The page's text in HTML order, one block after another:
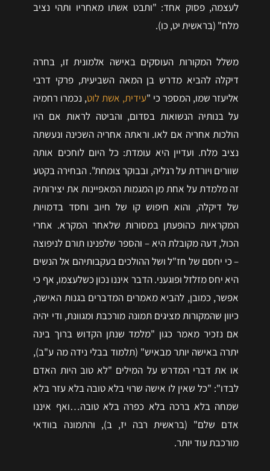
לעצמה, פסוק אחד: "ותבט אשתו מאחריו ותהי נציב
מלח" (בראשית יט, כו).
משלל המקורות העוסקים באישה אלמונית זו, בחרה
דיקלה להביא מדרש בן המאה השביעית, פרקי דרבי
אליעזר שמו, המספר כי "עידית, אשת לוט, נכמרו רחמיה
על בנותיה הנשואות בסדום, והביטה לראות אם היו
הולכות אחריה אם לאו. וראתה אחריה השכינה ונעשתה
נציב מלח. ועדיין היא עומדת: כל היום לוחכים אותה
שוורים ויורדת על רגליה, ובבוקר צומחת". הבחירה בקטע
זה מלמדת על אחת מן המגמות המאפיינות את יצירותיה
של דיקלה, והוא חיפוש קו של חיוב וחסד בדמויות
המקראיות כהופעתן במסורות שלאחר המקרא. אחרי
הכול, דעה מקובלת היא – והספר שלפנינו תורם לניפוצה
– כי יחסם של חז"ל ושל ההולכים בעקבותיהם אל הנשים
היא יחס מזלזל ופוגעני. הדבר איננו נכון כשלעצמו, אף כי
אפשר, כמובן, להביא מאמרים המדברים בגנות האישה,
כיוון שהמקורות מציגים תמונה מורכבת ומגוונת, ודי יהיה
אם נזכיר מאמר כגון "מלמד שנתן הקדוש ברוך בינה
יתרה באישה יותר מבאיש" (תלמוד בבלי נידה מה ע"ב),
או את דברי המדרש על המילים "לא טוב היות האדם
לבדו": "כל שאין לו אישה שרוי בלא טובה בלא עזר בלא
שמחה בלא ברכה בלא כפרה בלא טובה…ואף איננו
אדם שלם" (בראשית רבה יז, ב), והתמונה בוודאי
מורכבת עוד יותר.